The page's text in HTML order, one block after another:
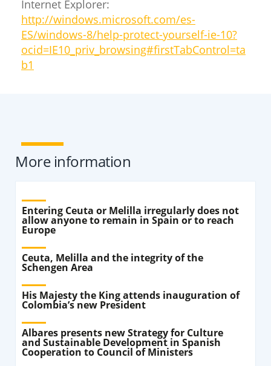
Internet Explorer:
http://windows.microsoft.com/es-
ES/windows-8/help-protect-yourself-ie-10?
ocid=IE10_priv_browsing#firstTabControl=ta
b1
More information
Entering Ceuta or Melilla irregularly does not
allow anyone to remain in Spain or to reach
Europe
Ceuta, Melilla and the integrity of the
Schengen Area
His Majesty the King attends inauguration of
Colombia’s new President
Albares presents new Strategy for Culture
and Sustainable Development in Spanish
Cooperation to Council of Ministers